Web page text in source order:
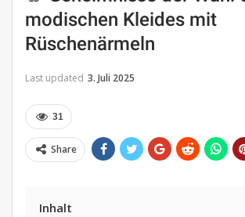
modischen Kleides mit
Rüschenärmeln
Last updated 3. Juli 2025
31
Share
Inhalt